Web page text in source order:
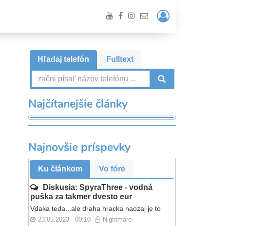
Prihlásiť
/
Registrácia
Hľadaj telefón Fulltext
Najčítanejšie články
Najnovšie príspevky
Ku článkom Vo fóre
Diskusia: SpyraThree - vodná
puška za takmer dvesto eur
Vdaka teda...ale draha hracka naozaj je to
23.05.2023 - 00:10 Nightmare